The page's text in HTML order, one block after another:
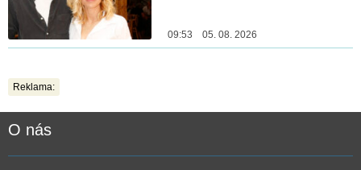
09:53 05. 08. 2026
Reklama:
O nás